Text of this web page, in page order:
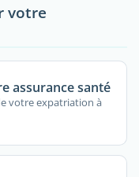
votre
assurance santé
votre expatriation à